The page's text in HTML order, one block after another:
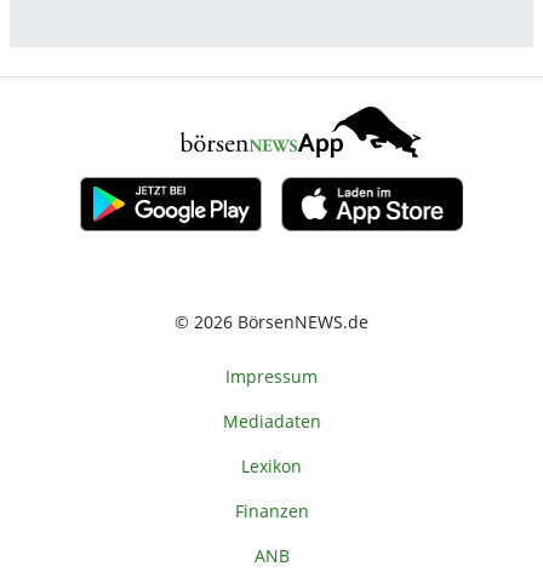
© 2026 BörsenNEWS.de
Impressum
Mediadaten
Lexikon
Finanzen
ANB